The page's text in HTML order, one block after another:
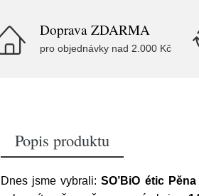
Doprava ZDARMA
pro objednávky nad 2.000 Kč
Popis produktu
Dnes jsme vybrali:SO’BiO étic